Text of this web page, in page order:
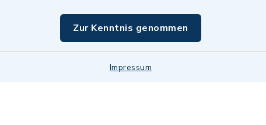
Zur Kenntnis genommen
Impressum